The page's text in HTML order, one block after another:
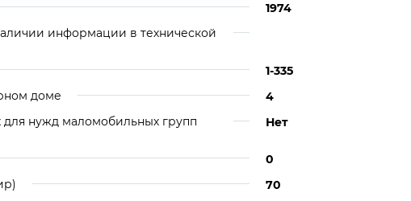
1974
информации в технической
1-335
доме
4
нужд маломобильных групп
Нет
0
70